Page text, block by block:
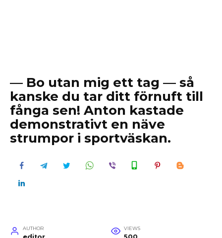
— Bo utan mig ett tag — så
kanske du tar ditt förnuft till
fånga sen! Anton kastade
demonstrativt en näve
strumpor i sportväskan.
AUTHOR VIEWS